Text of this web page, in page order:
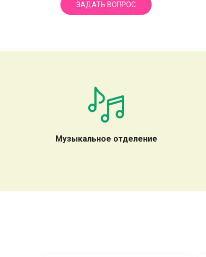
ЗАДАТЬ ВОПРОС
Музыкальное отделение